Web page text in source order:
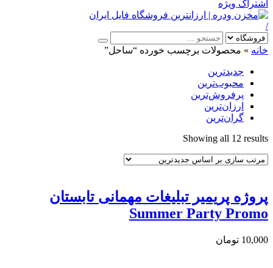
اشتراک ویژه
/
خانه » محصولات برچسب خورده “ساحل”
جدیدترین
محبوب‌ترین
پرفروش‌ترین
ارزان‌ترین
گران‌ترین
Showing all 12 results
latest
پروژه پریمیر تبلیغات مهمانی تابستان
Summer Party Promo
10,000 تومان